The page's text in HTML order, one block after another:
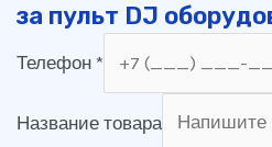
за пульт DJ
Телефон *
Название товара